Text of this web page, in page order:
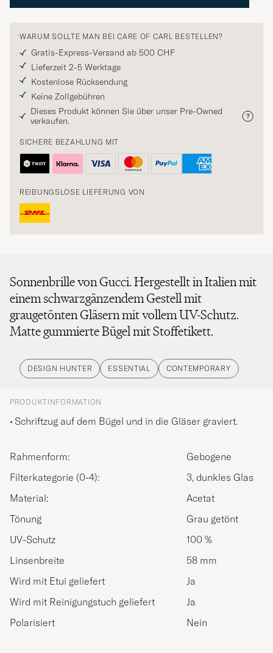
WARUM SOLLTE MAN BEI CARE OF CARL BESTELLEN?
Gratis-Express-Versand ab 500 CHF
Lieferzeit 2-5 Werktage
Kostenlose Rücksendung
Keine Zollgebühren
Dieses Produkt können Sie über unser Pre-Owned
verkaufen.
SICHERE BEZAHLUNG MIT
REIBUNGSLOSE LIEFERUNG VON
Sonnenbrille von Gucci. Hergestellt in Italien mit
einem schwarzgänzendem Gestell mit
graugetönten Gläsern mit vollem UV-Schutz.
Matte gummierte Bügel mit Stoffetikett.
DESIGN HUNTER ESSENTIAL CONTEMPORARY
PRODUKTINFORMATION
Schriftzug auf dem Bügel und in die Gläser graviert.
Rahmenform:
Gebogene
Filterkategorie (0-4):
3, dunkles Glas
Material:
Acetat
Tönung
Grau getönt
UV-Schutz
100 %
Linsenbreite
58 mm
Wird mit Etui geliefert
Ja
Wird mit Reinigungstuch geliefert
Ja
Polarisiert
Nein